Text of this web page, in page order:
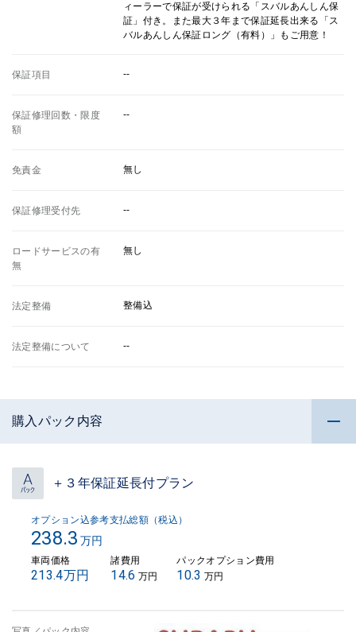
ィーラーで保証が受けられる「スバルあんしん保
証」付き。また最大３年まで保証延長出来る「ス
バルあんしん保証ロング（有料）」もご用意！
保証項目 --
保証修理回数・限度
額
--
免責金 無し
保証修理受付先 --
ロードサービスの有
無
無し
法定整備 整備込
法定整備について --
購入パック内容
＋３年保証延長付プラン
オプション込参考支払総額（税込）
238.3 万円
車両価格
213.4万円
諸費用
14.6 万円
パックオプション費用
10.3 万円